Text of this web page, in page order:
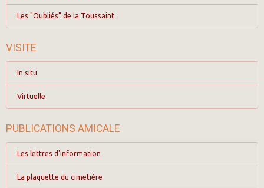
Les "Oubliés" de la Toussaint
VISITE
In situ
Virtuelle
PUBLICATIONS AMICALE
Les lettres d'information
La plaquette du cimetière